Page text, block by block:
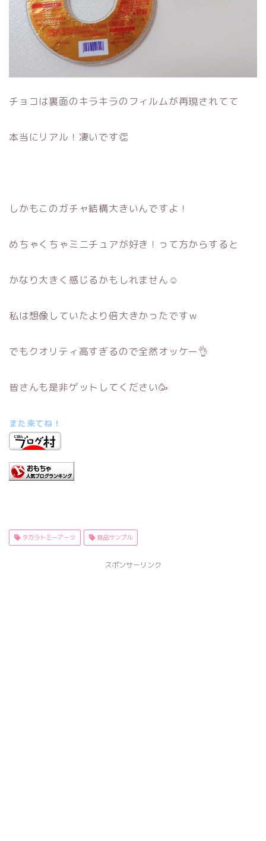
チョコは裏面のキラキラのフィルムが再現されてて
本当にリアル！凄いです👏
しかもこのガチャ結構大きいんですよ！
めちゃくちゃミニチュアが好き！って方からすると
かなり大きく感じるかもしれません☺
私は想像していたより倍大きかったですｗ
でもクオリティ高すぎるので全然オッケー👌
皆さんも是非ゲットしてください🥳
また来てね！
タカラトミーアーツ 食品サンプル
スポンサーリンク